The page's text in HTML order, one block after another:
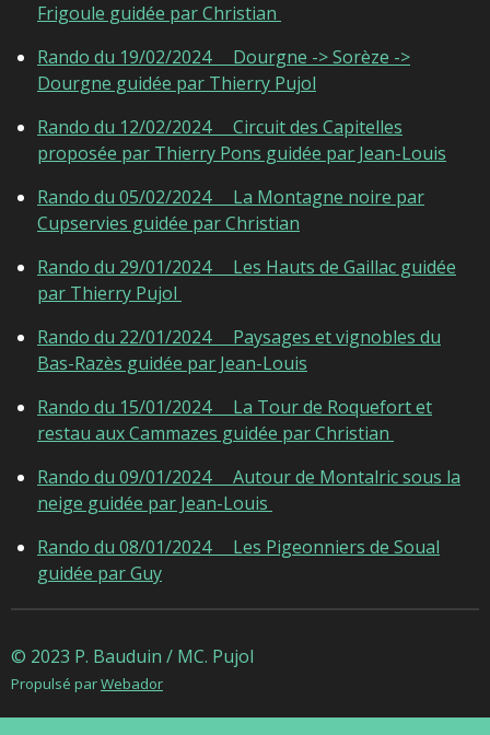
Frigoule guidée par Christian
Rando du 19/02/2024 Dourgne -> Sorèze ->
Dourgne guidée par Thierry Pujol
Rando du 12/02/2024 Circuit des Capitelles
proposée par Thierry Pons guidée par Jean-Louis
Rando du 05/02/2024 La Montagne noire par
Cupservies guidée par Christian
Rando du 29/01/2024 Les Hauts de Gaillac guidée
par Thierry Pujol
Rando du 22/01/2024 Paysages et vignobles du
Bas-Razès guidée par Jean-Louis
Rando du 15/01/2024 La Tour de Roquefort et
restau aux Cammazes guidée par Christian
Rando du 09/01/2024 Autour de Montalric sous la
neige guidée par Jean-Louis
Rando du 08/01/2024 Les Pigeonniers de Soual
guidée par Guy
© 2023 P. Bauduin / MC. Pujol
Propulsé parWebador